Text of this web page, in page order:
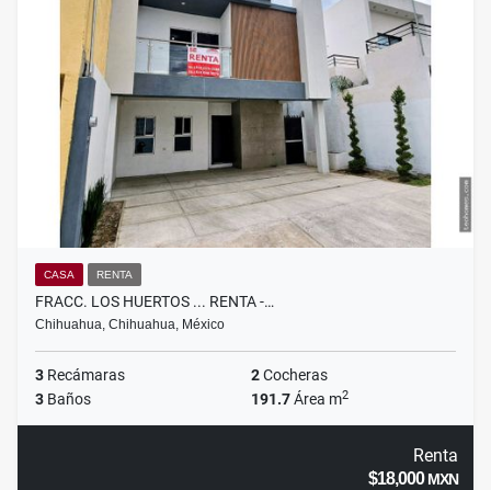
CASA RENTA
FRACC. LOS HUERTOS ... RENTA -…
Chihuahua, Chihuahua, México
3 Recámaras 2Cocheras
3 Baños 191.7Área m2
Renta
$18,000MXN